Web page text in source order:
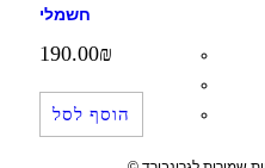
חשמלי
190.00
הוסף לסל